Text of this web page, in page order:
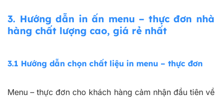
3. Hướng dẫn in ấn menu – thực đơn nhà
hàng chất lượng cao, giá rẻ nhất
3.1 Hướng dẫn chọn chất liệu in menu – thực đơn
Menu – thực đơn cho khách hàng cảm nhận đầu tiên về